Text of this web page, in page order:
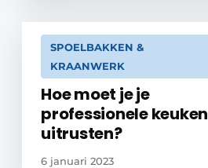
SPOELBAKKEN &
KRAANWERK
Hoe moet je je
professionele keuken
uitrusten?
6 januari 2023